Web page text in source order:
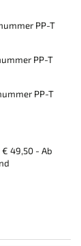
PP-T
PP-T
PP-T
49,50 - Ab